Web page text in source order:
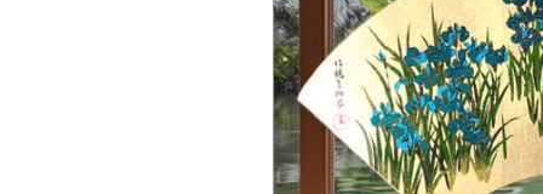
は製作可能ですか？